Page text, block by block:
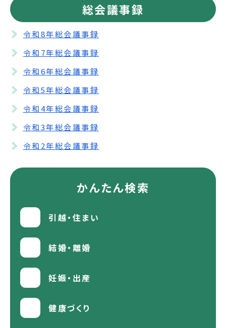
総会議事録
令和8年総会議事録
令和7年総会議事録
令和6年総会議事録
令和5年総会議事録
令和4年総会議事録
令和3年総会議事録
令和2年総会議事録
かんたん検索
引越・住まい
結婚・離婚
妊娠・出産
健康づくり